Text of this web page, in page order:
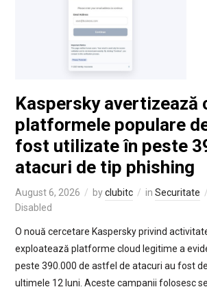
Kaspersky avertizează
platformele populare
fost utilizate în peste
atacuri de tip phishing
August 6, 2026 byclubitc in Securitate
Disabled
O nouă cercetare Kaspersky privind
exploatează platforme cloud legitime a
peste 390.000 de astfel de atacuri au fost
ultimele 12 luni. Aceste campanii folosesc